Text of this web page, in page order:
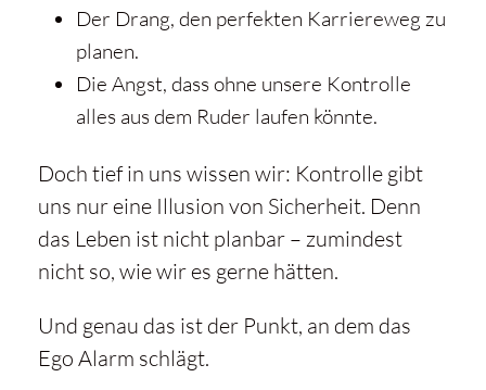
Der Drang, den perfekten Karriereweg zu
planen.
Die Angst, dass ohne unsere Kontrolle
alles aus dem Ruder laufen könnte.
Doch tief in uns wissen wir: Kontrolle gibt
uns nur eine Illusion von Sicherheit. Denn
das Leben ist nicht planbar – zumindest
nicht so, wie wir es gerne hätten.
Und genau das ist der Punkt, an dem das
Ego Alarm schlägt.